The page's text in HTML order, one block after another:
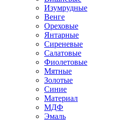
Изумрудные
Венге
Ореховые
Янтарные
Сиреневые
Салатовые
Фиолетовые
Мятные
Золотые
Синие
Материал
МДФ
Эмаль